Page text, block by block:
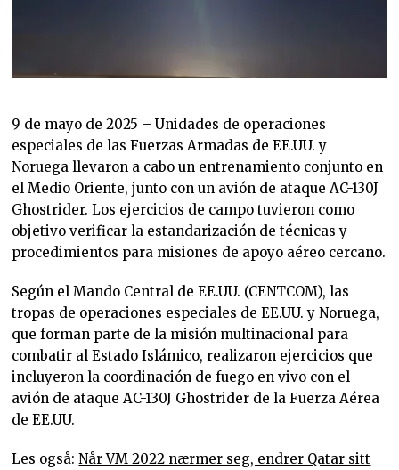
9 de mayo de 2025 – Unidades de operaciones
especiales de las Fuerzas Armadas de EE.UU. y
Noruega llevaron a cabo un entrenamiento conjunto en
el Medio Oriente, junto con un avión de ataque AC-130J
Ghostrider. Los ejercicios de campo tuvieron como
objetivo verificar la estandarización de técnicas y
procedimientos para misiones de apoyo aéreo cercano.
Según el Mando Central de EE.UU. (CENTCOM), las
tropas de operaciones especiales de EE.UU. y Noruega,
que forman parte de la misión multinacional para
combatir al Estado Islámico, realizaron ejercicios que
incluyeron la coordinación de fuego en vivo con el
avión de ataque AC-130J Ghostrider de la Fuerza Aérea
de EE.UU.
Les også:Når VM 2022 nærmer seg, endrer Qatar sitt